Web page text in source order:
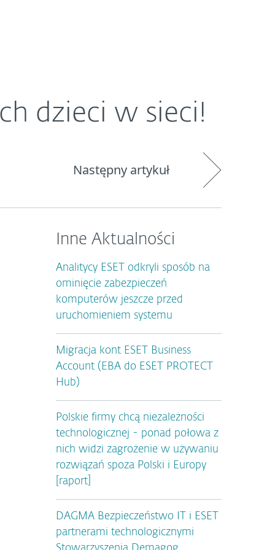
dzieci w sieci!
Następny artykuł
Inne Aktualności
Analitycy ESET odkryli sposób na
ominięcie zabezpieczeń
komputerów jeszcze przed
uruchomieniem systemu
Migracja kont ESET Business
Account (EBA do ESET PROTECT
Hub)
Polskie firmy chcą niezależności
technologicznej - ponad połowa z
nich widzi zagrożenie w używaniu
rozwiązań spoza Polski i Europy
[raport]
DAGMA Bezpieczeństwo IT i ESET
partnerami technologicznymi